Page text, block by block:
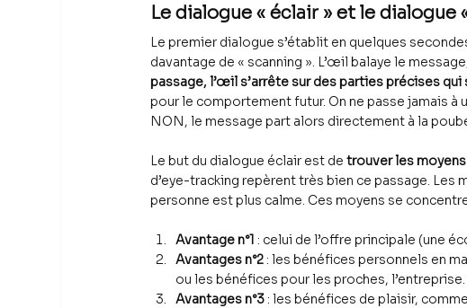
Le dialogue « éclair » et le dialogue
Le premier dialogue s’établit en quelques
davantage de « scanning ». L’œil balaye le
passage, l’œil s’arrête sur des parties précises
pour le comportement futur. On ne passe jamais à
NON, le message part alors directement à la
Le but du dialogue éclair est de trouver les
d’eye-tracking repèrent très bien ce passage.
personne est plus calme. Ces moyens se
Avantage n°1 : celui de l’offre principale (une
Avantages n°2 : les bénéfices personnels en
ou les bénéfices pour les proches, l’entreprise.
Avantages n°3 : les bénéfices de plaisir,